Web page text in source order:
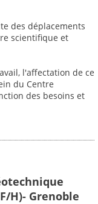
des déplacements
scientifique et
l'affectation de ce
du Centre
des besoins et
H)- Grenoble